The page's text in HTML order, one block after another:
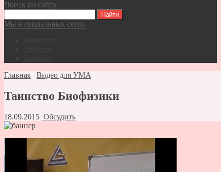
Поиск по сайту
Мы в социальных сетях
Главная
Видео для УМА
Таинство Биофизики
18.09.2015 Обсудить